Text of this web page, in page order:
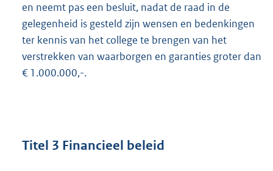
en neemt pas een besluit, nadat de raad in de
gelegenheid is gesteld zijn wensen en bedenkingen
ter kennis van het college te brengen van het
verstrekken van waarborgen en garanties groter dan
€ 1.000.000,-.
Titel 3 Financieel beleid